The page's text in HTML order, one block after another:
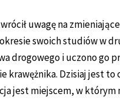
uwagę na
swoich studiów w
drogowego i uczono go
krawężnika. Dzisiaj jest
jest miejscem, w